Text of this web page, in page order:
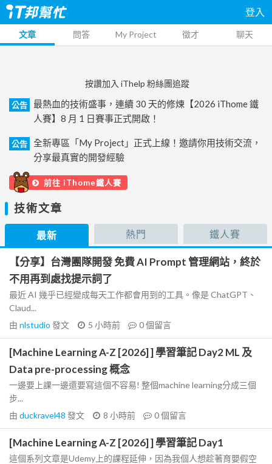
登入
文章 問答 My Project 徵才 聊天
按讚加入 iThelp 粉絲團追蹤
公告
最熱血的技術盛事，連續 30 天的修煉【2026 iThome 鐵
人賽】8 月 1 日賽事正式開啟！
公告
全新專區「My Project」正式上線！邀請你用技術交流，
分享最真實的開發經驗
前往 iThome鐵人賽
技術文章
最新 熱門 鐵人賽
【分享】台灣團隊開發 免費 AI Prompt 管理網站，終於
不用再到處找提示詞了
最近 AI 幾乎已經變成每天工作都會用到的工具。像是 ChatGPT、
Claud...
由 nlstudio 發文 5 小時前 0個留言
[Machine Learning A-Z [2026] ] 學習筆記 Day2 ML 及
Data pre-processing 概念
一邊要上課一邊還要寫這個不容易! 整個machine learning分成三個
步...
由 duckravel48 發文 8 小時前 0個留言
[Machine Learning A-Z [2026] ] 學習筆記 Day1
這個系列文章是Udemy上的課程延伸，因為我個人想趁著育嬰假空